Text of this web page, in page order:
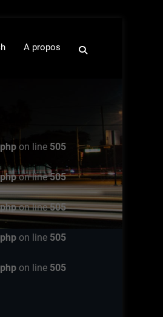
A propos
on line 505
on line505
on line505
on line 505
on line 505